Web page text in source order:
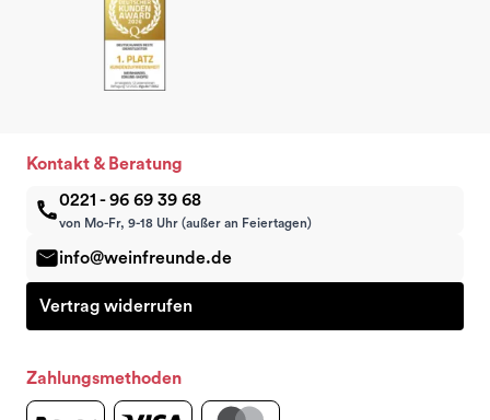
Kontakt & Beratung
0221 - 96 69 39 68
von Mo-Fr, 9-18 Uhr (außer an Feiertagen)
info@weinfreunde.de
Vertrag widerrufen
Zahlungsmethoden